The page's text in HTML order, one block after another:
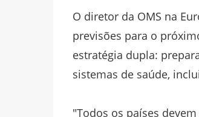
O diretor da OMS na
previsões para o
estratégia dupla:
sistemas de saúde,
"Todos os países